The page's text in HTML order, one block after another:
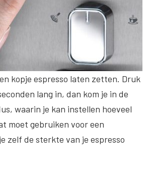
kopje espresso laten zetten. Druk
lang in, dan kom je in de
waarin je kan instellen hoeveel
moet gebruiken voor een
zelf de sterkte van je espresso